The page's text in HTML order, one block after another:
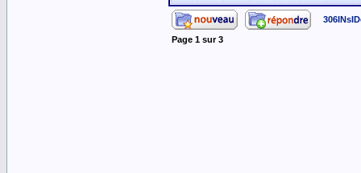
Page 1 sur3